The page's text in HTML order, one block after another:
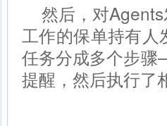
然后，对
工作的保单持有人
任务分成多个步
提醒，然后执行了